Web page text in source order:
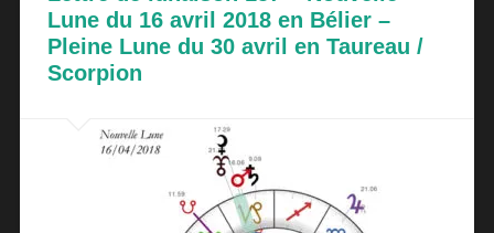
Lune du 16 avril 2018 en Bélier –
Pleine Lune du 30 avril en Taureau /
Scorpion